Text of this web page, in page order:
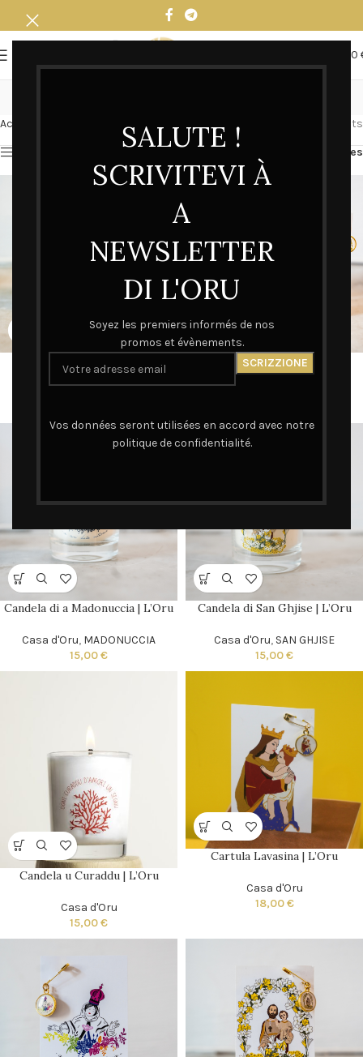
SALUTE !
SCRIVITEVI À
A
NEWSLETTER
DI L'ORU
Soyez les premiers informés de nos
promos et évènements.
Vos données seront utilisées en accord avec notre
politique de confidentialité.
0,00
Accueil Affichage de 1–12 sur 13 résultats
Afficher la barre latérale Filtres
Box San Ghjisè | L’Oru
Candela di a Madonuccia | L’Oru
Casa d'Oru, MADONUCCIA
15,00€
Candela di San Ghjise | L’Oru
Casa d'Oru, SAN GHJISE
15,00€
Candela u Curaddu | L’Oru
Casa d'Oru
15,00€
Cartula Lavasina | L’Oru
Casa d'Oru
18,00€